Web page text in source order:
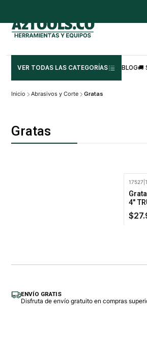
VER TODAS LAS CATEGORÍAS BLOG🚚
Inicio Abrasivos y Corte Gratas
Gratas
17527
4"
ENVÍO GRATIS
Disfruta de envío gratuito en compras